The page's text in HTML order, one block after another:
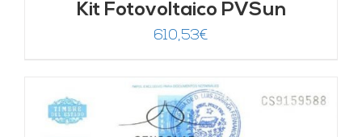
Kit Fotovoltaico PVSun
610,53€